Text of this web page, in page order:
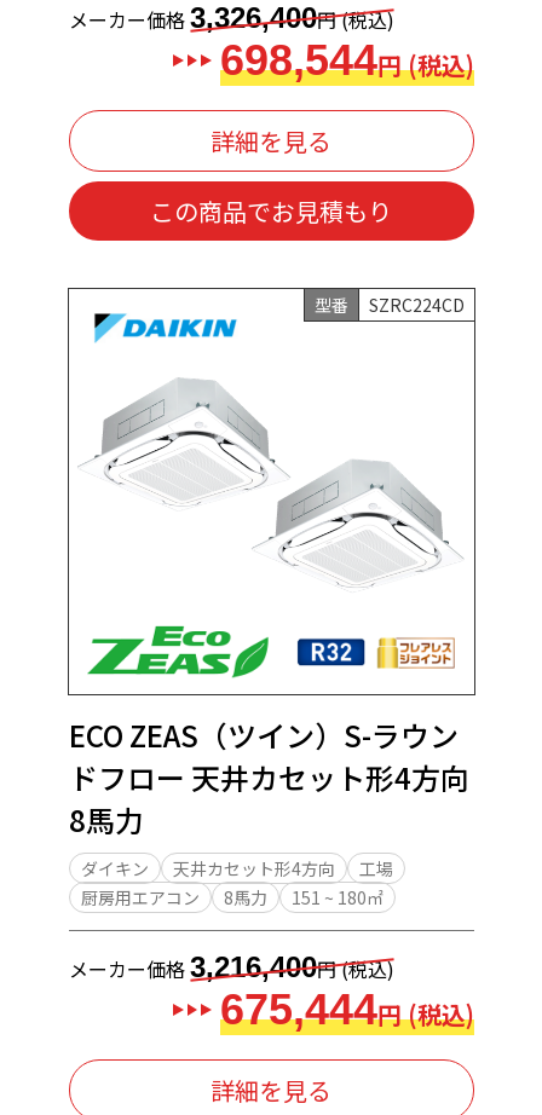
メーカー価格3,326,400円 (税込)
698,544円 (税込)
詳細を見る
この商品でお見積もり
型番 SZRC224CD
ECO ZEAS（ツイン）S-ラウン
ドフロー 天井カセット形4方向
8馬力
ダイキン 天井カセット形4方向
工場
厨房用エアコン
8馬力 151 ~ 180㎡
メーカー価格3,216,400円 (税込)
675,444円 (税込)
詳細を見る